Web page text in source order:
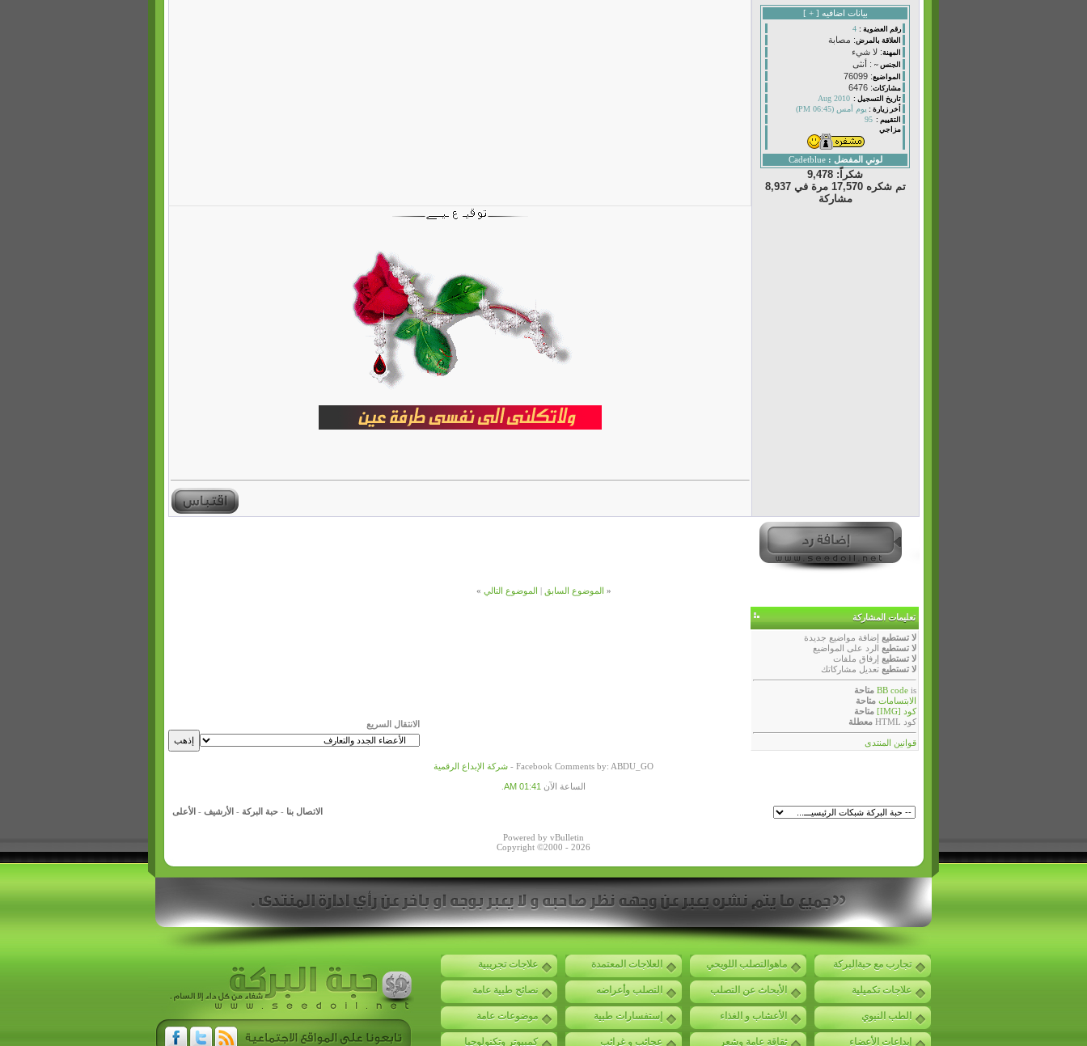
بيانات اضافيه [+
]
رقم العضوية : 4
العلاقة بالمرض: مصابة
المهنة: لا شيء
الجنس ~ : أنثى
المواضيع: 76099
مشاركات: 6476
تاريخ التسجيل : Aug 2010
أخر زيارة : يوم أمس (06:45 PM)
التقييم : 95
مزاجي
لوني المفضل :Cadetblue
شكراً: 9,478
تم شكره 17,570 مرة في 8,937
مشاركة
« الموضوع السابق | الموضوع التالي »
تعليمات المشاركة
لا تستطيع إضافة مواضيع جديدة
لا تستطيع الرد على المواضيع
لا تستطيع إرفاق ملفات
لا تستطيع تعديل مشاركاتك
BB codeis
متاحة
الابتسامات متاحة
كود [IMG]
متاحة
كود HTML
معطلة
قوانين المنتدى
الانتقال السريع
Facebook Comments by: ABDU_GO - شركة الإبداع الرقمية
الساعة الآن 01:41 AM
الاتصال بنا -حبة البركة - الأرشيف - الأعلى
Powered by vBulletin
Copyright ©2000 - 2026
تجارب مع حبةالبركة ماهوالتصلب اللويحي العلاجات المعتمدة علاجات تجريبية
علاجات تكميلية الأبحاث عن التصلب التصلب وأعراضه نصائح طبية عامة
الطب النبوي الأعشاب و الغذاء إستفسارات طبية موضوعات عامة
إبداعات الأعضاء ثقاقة عامة وشعر عجائب و غرائب كمبيوتر وتكنولوجيا